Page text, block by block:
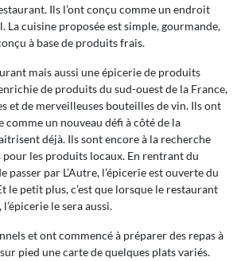
Ils l’ont conçu comme un endroit
La cuisine proposée est simple, gourmande,
à base de produits frais.
mais aussi une épicerie de produits
de produits du sud-ouest de la France,
et de merveilleuses bouteilles de vin. Ils ont
un nouveau défi à côté de la
déjà. Ils sont encore à la recherche
pour les produits locaux. En rentrant du
passer par L’Autre, l’épicerie est ouverte du
le petit plus, c’est que lorsque le restaurant
le sera aussi.
et ont commencé à préparer des repas à
pied une carte de quelques plats variés.